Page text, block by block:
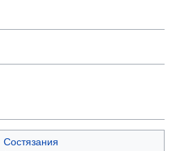
Состязания